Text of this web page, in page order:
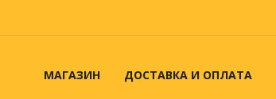
МАГАЗИН ДОСТАВКА И ОПЛАТА